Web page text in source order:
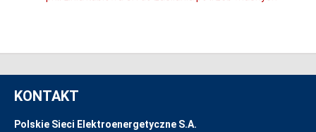
KONTAKT
Polskie Sieci Elektroenergetyczne S.A.